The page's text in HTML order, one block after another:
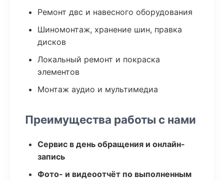
Ремонт двс и навесного оборудования
Шиномонтаж, хранение шин, правка
дисков
Локальный ремонт и покраска
элементов
Монтаж аудио и мультимедиа
Преимущества работы с нами
Сервис в день обращения и онлайн-
запись
Фото- и видеоотчёт по выполненным